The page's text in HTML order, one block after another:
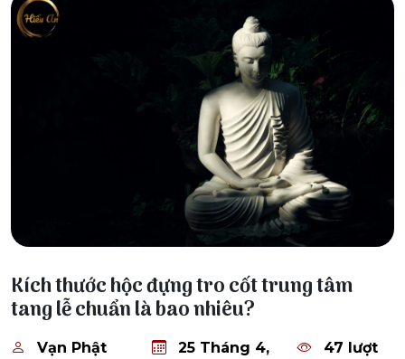
Kích thước hộc đựng tro cốt trung tâm
tang lễ chuẩn là bao nhiêu?
Vạn Phật
25 Tháng 4,
47 lượt